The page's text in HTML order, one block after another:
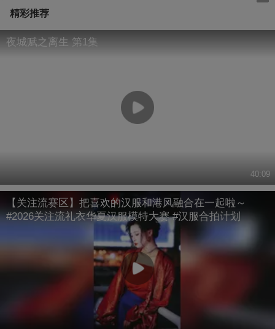
精彩推荐
夜城赋之离生 第1集
40:09
【关注流赛区】把喜欢的汉服和港风融合在一起啦～
#2026关注流礼衣华夏汉服模特大赛 #汉服合拍计划